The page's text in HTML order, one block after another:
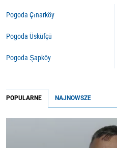
Pogoda Çınarköy
Pogoda Üsküfçü
Pogoda Şapköy
POPULARNE NAJNOWSZE